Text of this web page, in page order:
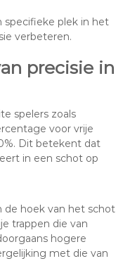
specifieke plek in het
verbeteren.
precisie in
spelers zoals
voor vrije
Dit betekent dat
in een schot op
de hoek van het schot
trappen die van
hogere
met die van